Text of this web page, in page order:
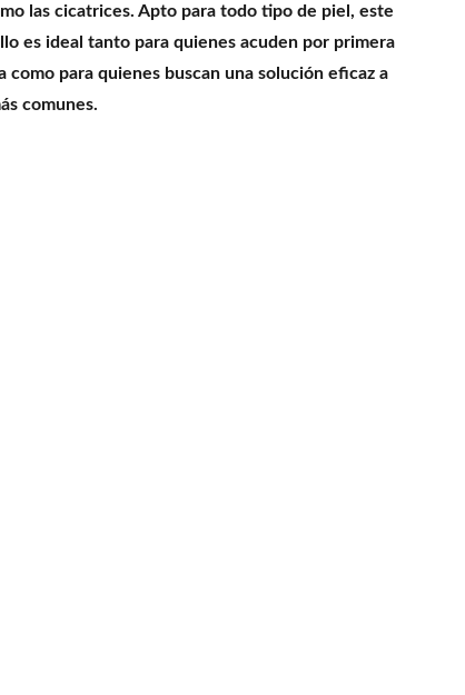
las cicatrices. Apto para todo tipo de piel, este
es ideal tanto para quienes acuden por primera
como para quienes buscan una solución eficaz a
comunes.